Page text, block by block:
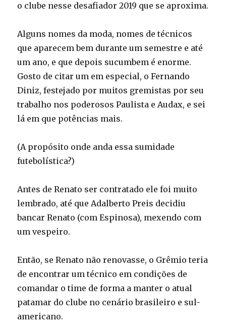
o clube nesse desafiador 2019 que se aproxima.
Alguns nomes da moda, nomes de técnicos
que aparecem bem durante um semestre e até
um ano, e que depois sucumbem é enorme.
Gosto de citar um em especial, o Fernando
Diniz, festejado por muitos gremistas por seu
trabalho nos poderosos Paulista e Audax, e sei
lá em que potências mais.
(A propósito onde anda essa sumidade
futebolística?)
Antes de Renato ser contratado ele foi muito
lembrado, até que Adalberto Preis decidiu
bancar Renato (com Espinosa), mexendo com
um vespeiro.
Então, se Renato não renovasse, o Grêmio teria
de encontrar um técnico em condições de
comandar o time de forma a manter o atual
patamar do clube no cenário brasileiro e sul-
americano.